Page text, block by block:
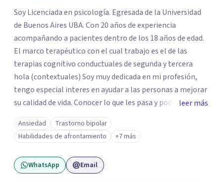
Soy Licenciada en psicología. Egresada de la Universidad
de Buenos Aires UBA. Con 20 años de experiencia
acompañando a pacientes dentro de los 18 años de edad.
El marco terapéutico con el cual trabajo es el de las
terapias cognitivo conductuales de segunda y tercera
hola (contextuales) Soy muy dedicada en mi profesión,
tengo especial interes en ayudar a las personas a mejorar
su calidad de vida. Conocer lo que les pasa y poder trabajar
en ello brindando las herramientas necesarias. Hay
momentos en la vida por los cuales atravezamos por
estados de ansiedad, depresión o estrés, es alli donde no
encontramos o nos parece no tener recursos para
afrontarlos, pareciera que no hay salida. Dentro de esta
leer más
Ansiedad
Trastorno bipolar
Habilidades de afrontamiento
+7 más
WhatsApp Email